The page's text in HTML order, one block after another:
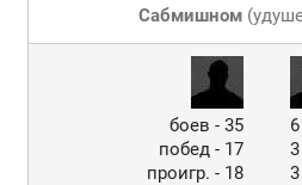
Сабмишном(
боев - 35
побед - 17
проигр. - 18